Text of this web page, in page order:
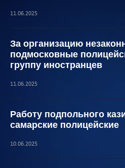
11.06.2025
За организацию
подмосковные
группу иностранцев
11.06.2025
Работу подпольного
самарские полицейские
10.06.2025